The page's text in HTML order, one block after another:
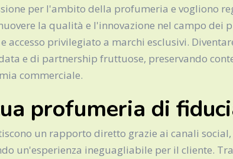
per l'ambito della profumeria e vogliono
la qualità e l'innovazione nel campo dei
privilegiato a marchi esclusivi.
e di partnership fruttuose, preservando
commerciale.
profumeria di
un rapporto diretto grazie ai canali
un'esperienza ineguagliabile per il cliente.